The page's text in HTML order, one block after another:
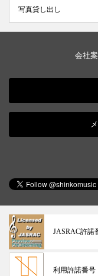
写真貸し出し
会社
JASRAC許諾
利用許諾番号